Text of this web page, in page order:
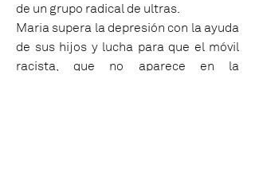
de un grupo radical de ultras.
María supera la depresión con la ayuda
de sus hijos y lucha para que el móvil
racista, que no aparece en la